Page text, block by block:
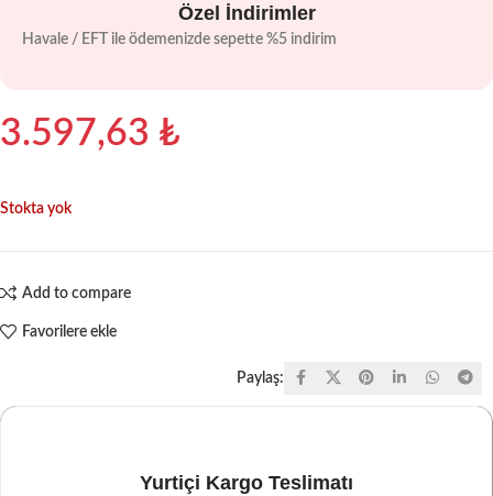
Özel İndirimler
Havale / EFT ile ödemenizde sepette %5 indirim
3.597,63 ₺
Stokta yok
Add to compare
Favorilere ekle
Paylaş:
Yurtiçi Kargo Teslimatı